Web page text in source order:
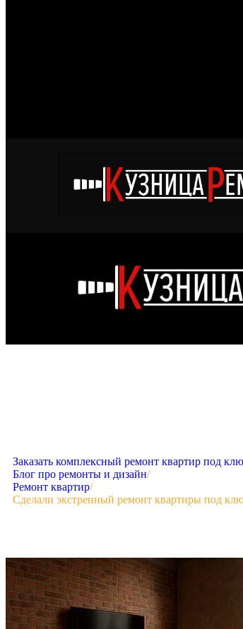
Заказать комплексный ремонт квартир под
Блог про ремонты и дизайн/
Ремонт квартир/
Сделали экстренный ремонт квартиры под